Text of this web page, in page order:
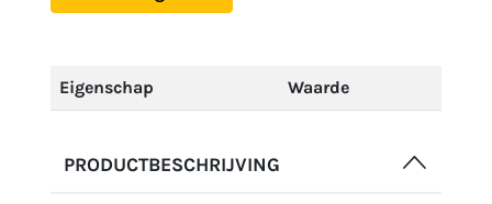
Eigenschap Waarde
PRODUCTBESCHRIJVING